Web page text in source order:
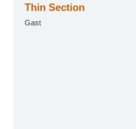
Thin Section
Gast